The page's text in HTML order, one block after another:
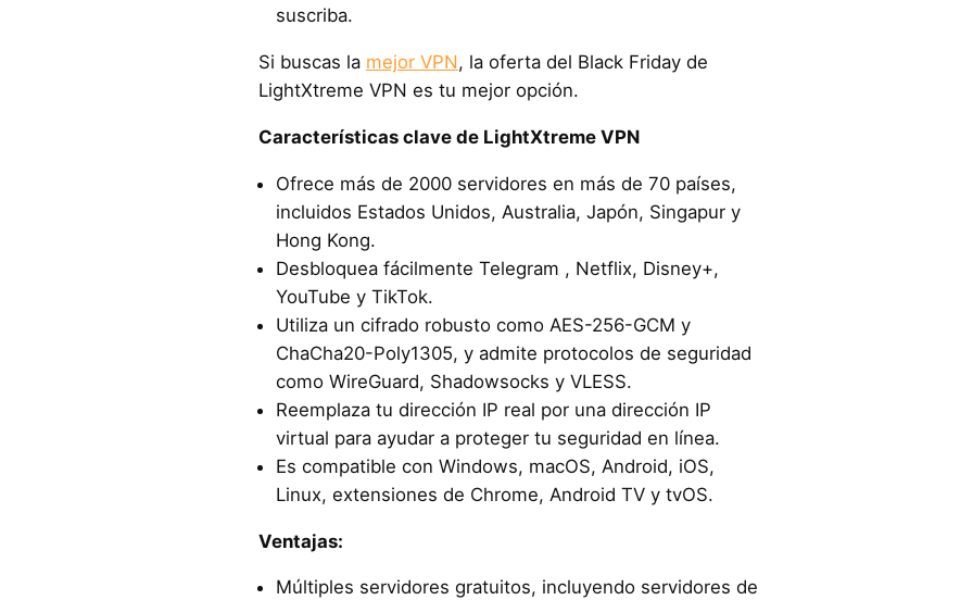
suscriba.
Si buscas la mejor VPN, la oferta del Black Friday de
LightXtreme VPN es tu mejor opción.
Características clave de LightXtreme VPN
Ofrece más de 2000 servidores en más de 70 países,
incluidos Estados Unidos, Australia, Japón, Singapur y
Hong Kong.
Desbloquea fácilmente Telegram , Netflix, Disney+,
YouTube y TikTok.
Utiliza un cifrado robusto como AES-256-GCM y
ChaCha20-Poly1305, y admite protocolos de seguridad
como WireGuard, Shadowsocks y VLESS.
Reemplaza tu dirección IP real por una dirección IP
virtual para ayudar a proteger tu seguridad en línea.
Es compatible con Windows, macOS, Android, iOS,
Linux, extensiones de Chrome, Android TV y tvOS.
Ventajas:
Múltiples servidores gratuitos, incluyendo servidores de